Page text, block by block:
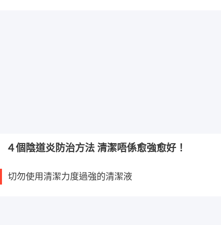
４個陰道炎防治方法 清潔唔係愈強愈好！
切勿使用清潔力度過強的清潔液